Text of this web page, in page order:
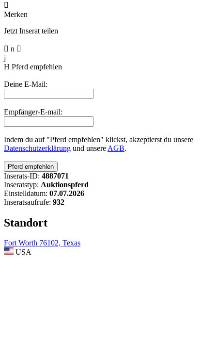

Merken
Jetzt Inserat teilen
 n 
j
H Pferd empfehlen
Deine E-Mail:
Empfänger-E-mail:
Indem du auf "Pferd empfehlen" klickst, akzeptierst du unsere
Datenschutzerklärung und unsere AGB.
Inserats-ID: 4887071
Inseratstyp: Auktionspferd
Einstelldatum: 07.07.2026
Inseratsaufrufe: 932
Standort
Fort Worth 76102, Texas
USA